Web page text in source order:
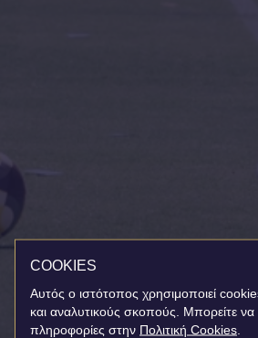
COOKIES
Αυτός ο ιστότοπος χρησιμοποιεί
και αναλυτικούς σκοπούς. Μπορείτε να
πληροφορίες στην Πολιτική Cookies